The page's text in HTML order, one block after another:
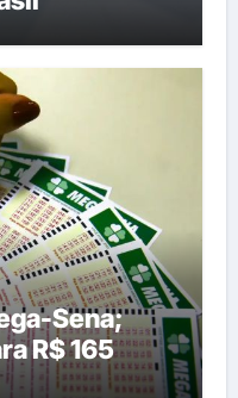
Sena;
R$ 165